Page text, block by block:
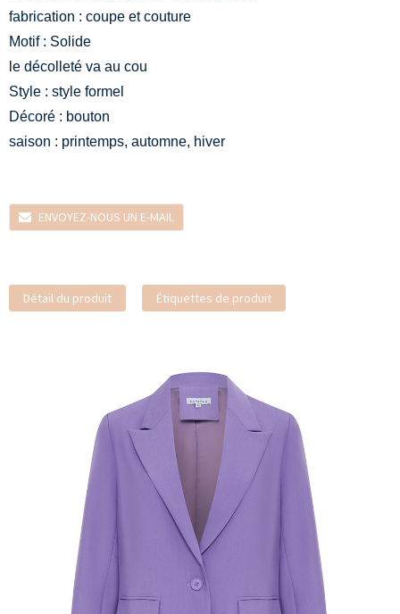
fabrication : coupe et couture
Motif : Solide
le décolleté va au cou
Style : style formel
Décoré : bouton
saison : printemps, automne, hiver
ENVOYEZ-NOUS UN E-MAIL
Détail du produit Étiquettes de produit